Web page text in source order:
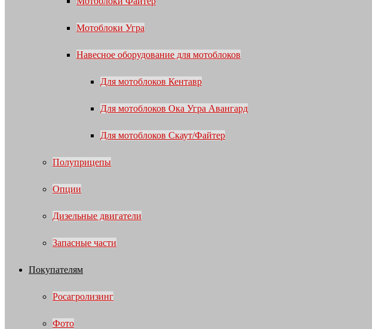
Мотоблоки Угра
Навесное оборудование для мотоблоков
Для мотоблоков Кентавр
Для мотоблоков Ока Угра Авангард
Для мотоблоков Скаут/Файтер
Полуприцепы
Опции
Дизельные двигатели
Запасные части
Покупателям
Росагролизинг
Фото